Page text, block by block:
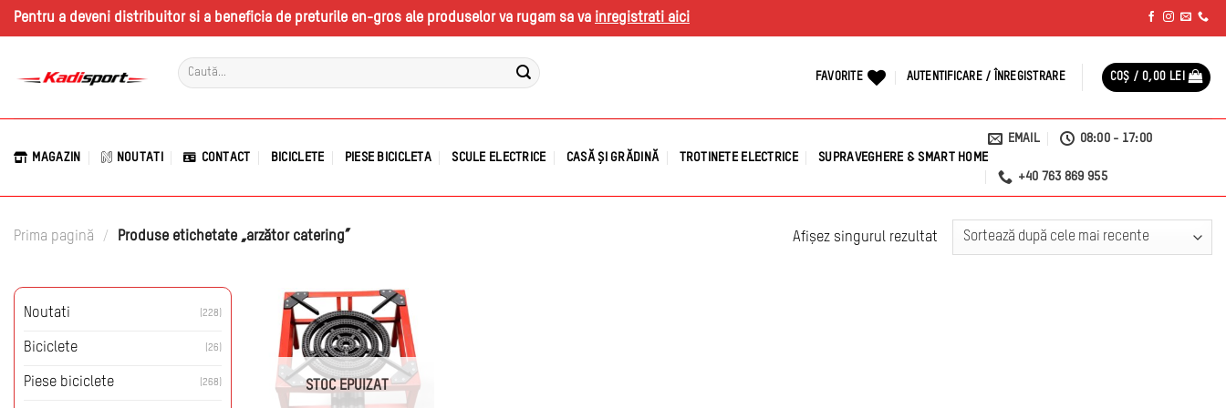
Skip
Pentru a deveni distribuitor si a beneficia de preturile en-gros ale produselor va rugam sa va inregistrati aici
Caută
după:
FAVORITE AUTENTIFICARE / ÎNREGISTRARE COȘ / 0,00 LEI
MAGAZIN NOUTATI CONTACT BICICLETE PIESE BICICLETA SCULE ELECTRICE CASĂ ȘI GRĂDINĂ TROTINETE ELECTRICE SUPRAVEGHERE & SMART HOME
EMAIL 08:00 - 17:00
+40 763 869 955
Prima pagină / Produse etichetate „arzător catering” Afișez singurul rezultat
Noutati (228)
Biciclete (26)
Piese biciclete (268) STOC EPUIZAT